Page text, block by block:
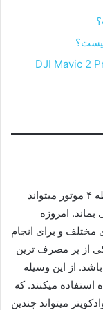
کوادکوپتر نوعی مولتی روتور است که به واسطه ۴ موتور میتواند
امروزه
مختلف و برای انجام
از پر مصرف ترین
از این وسیله
میکنند. که
میتواند چندین